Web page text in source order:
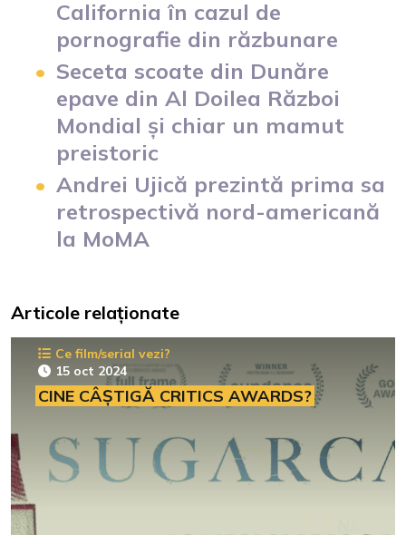
California în cazul de
pornografie din răzbunare
Seceta scoate din Dunăre
epave din Al Doilea Război
Mondial și chiar un mamut
preistoric
Andrei Ujică prezintă prima sa
retrospectivă nord-americană
la MoMA
Articole relaționate
Ce film/serial vezi?
15 oct 2024
CINE CÂȘTIGĂ CRITICS AWARDS?